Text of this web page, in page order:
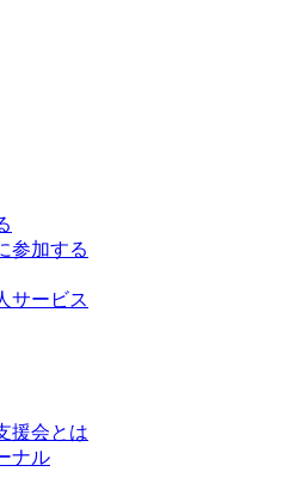
参加する
サービス
援会とは
ナル